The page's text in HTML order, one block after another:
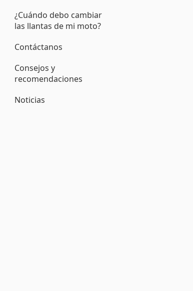
¿Cuándo debo cambiar
las llantas de mi moto?
Contáctanos
Consejos y
recomendaciones
Noticias